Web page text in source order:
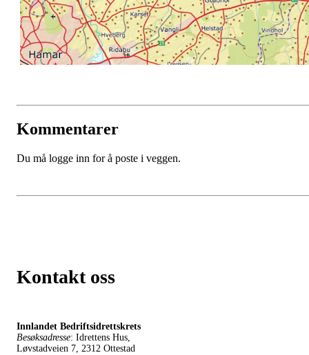
Kommentarer
Du må logge inn for å poste i veggen.
Kontakt oss
Innlandet Bedriftsidrettskrets
Besøksadresse: Idrettens Hus,
Løvstadveien 7, 2312 Ottestad